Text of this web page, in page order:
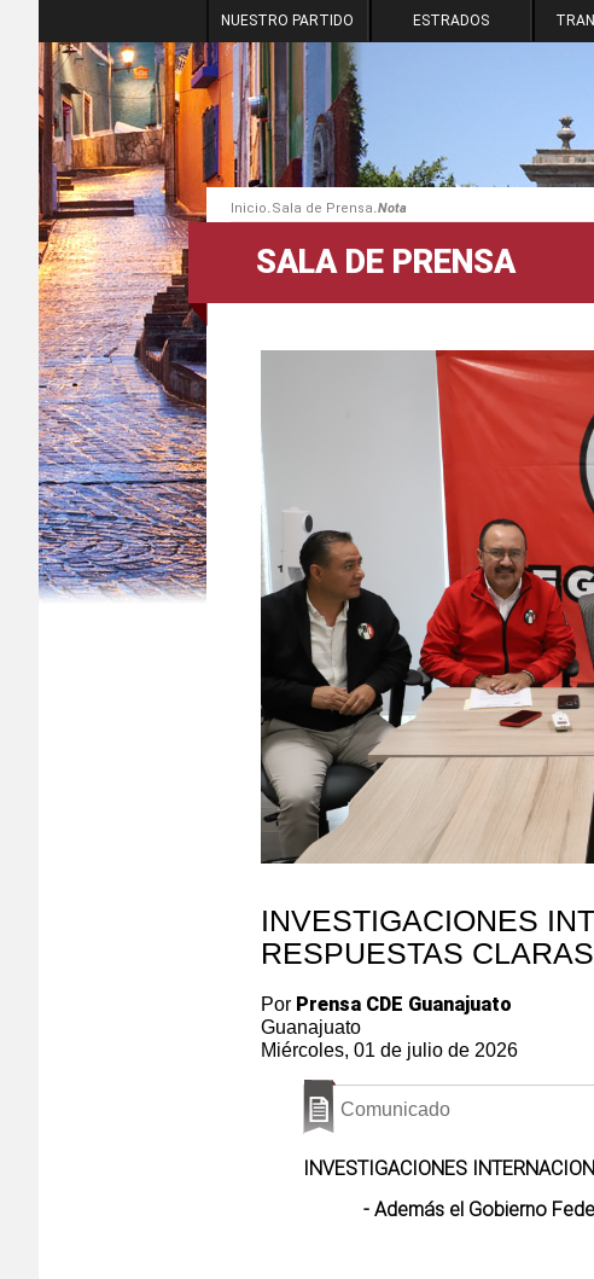
NUESTRO PARTIDO ESTRADOS
Inicio.Sala de Prensa.Nota
SALA DE PRENSA
INVESTIGACIONES
RESPUESTAS
Por Prensa CDE Guanajuato
Guanajuato
Miércoles, 01 de julio de 2026
Comunicado
INVESTIGACIONES
- Además el Gobierno